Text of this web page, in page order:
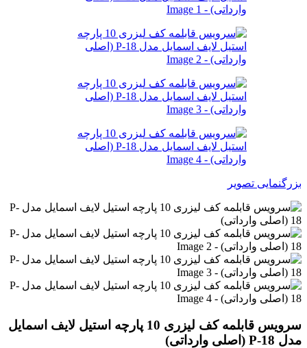
بزرگنمایی تصویر
سرویس قابلمه کف لیزری 10 پارچه استیل لایف اسمایل
مدل P-18 (اصلی وارداتی)